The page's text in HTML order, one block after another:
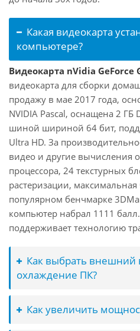
Какая видеокарта
компьютере?
Видеокарта nVidia GeForce
видеокарта для сборки
продажу в мае 2017 года,
NVIDIA Pascal, оснащена 2 ГБ
шиной шириной 64 бит,
Ultra HD. За
видео и другие вычисления
процессора, 24 текстурных
растеризации, максимальная
популярном бенчмарке
компьютер набрал 1111
поддерживает технологию
Как выбрать внешний
охлаждение ПК?
Как увеличить